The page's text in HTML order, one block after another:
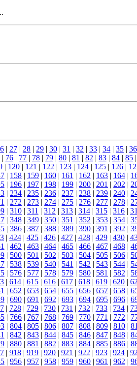
| 27 | 28 | 29 | 30 | 31 | 32 | 33 | 34 | 35 | 36
| 76 | 77 | 78 | 79 | 80 | 81 | 82 | 83 | 84 | 85 |
| 120 | 121 | 122 | 123 | 124 | 125 | 126 |
| 158 | 159 | 160 | 161 | 162 | 163 | 164 |
| 196 | 197 | 198 | 199 | 200 | 201 | 202 |
| 234 | 235 | 236 | 237 | 238 | 239 | 240 |
| 272 | 273 | 274 | 275 | 276 | 277 | 278 |
| 310 | 311 | 312 | 313 | 314 | 315 | 316 |
| 348 | 349 | 350 | 351 | 352 | 353 | 354 |
| 386 | 387 | 388 | 389 | 390 | 391 | 392 |
| 424 | 425 | 426 | 427 | 428 | 429 | 430 |
| 462 | 463 | 464 | 465 | 466 | 467 | 468 |
| 500 | 501 | 502 | 503 | 504 | 505 | 506 |
| 538 | 539 | 540 | 541 | 542 | 543 | 544 |
| 576 | 577 | 578 | 579 | 580 | 581 | 582 |
| 614 | 615 | 616 | 617 | 618 | 619 | 620 |
| 652 | 653 | 654 | 655 | 656 | 657 | 658 |
| 690 | 691 | 692 | 693 | 694 | 695 | 696 |
| 728 | 729 | 730 | 731 | 732 | 733 | 734 |
| 766 | 767 | 768 | 769 | 770 | 771 | 772 |
| 804 | 805 | 806 | 807 | 808 | 809 | 810 |
| 842 | 843 | 844 | 845 | 846 | 847 | 848 |
| 880 | 881 | 882 | 883 | 884 | 885 | 886 |
| 918 | 919 | 920 | 921 | 922 | 923 | 924 |
| 956 | 957 | 958 | 959 | 960 | 961 | 962 |